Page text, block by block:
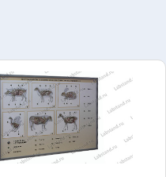
Перейти в раздел